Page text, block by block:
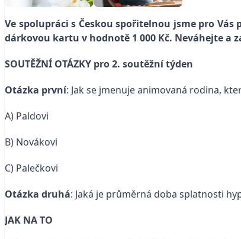
Ve spolupráci s Českou spořitelnou jsme pro
dárkovou kartu v hodnotě 1 000 Kč. Neváhejte a
SOUTĚŽNÍ OTÁZKY pro 2. soutěžní týden
Otázka první: Jak se jmenuje animovaná rodina,
A) Paldovi
B) Novákovi
C) Palečkovi
Otázka druhá: Jaká je průměrná doba splatnosti
JAK NA TO